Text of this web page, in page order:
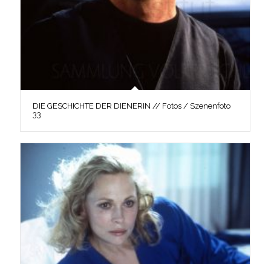
DIE GESCHICHTE DER DIENERIN // Fotos / Szenenfoto
33